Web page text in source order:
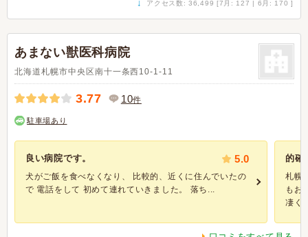
↓ アクセス数: 36,499 [7月: 127 | 6月: 170 ]
あまない獣医科病院
北海道札幌市中央区南十一条西10-1-11
3.77 10件
駐車場あり
良い病院です。 5.0
犬がご飯を食べなくなり、 比較的、近くに住んでいたの
で 電話をして 初めて連れていきました。 落ち...
的確
札幌
もお
凄く